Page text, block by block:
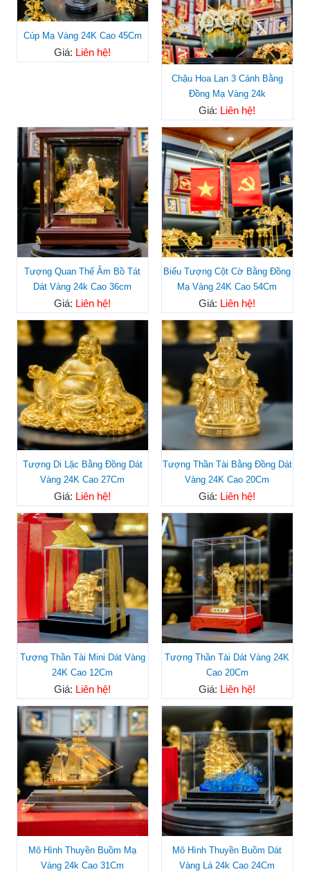
Cúp Mạ Vàng 24K Cao 45Cm
Giá: Liên hệ!
Chậu Hoa Lan 3 Cánh Bằng
Đồng Mạ Vàng 24k
Giá: Liên hệ!
Tượng Quan Thế Âm Bồ Tát
Dát Vàng 24k Cao 36cm
Giá: Liên hệ!
Biểu Tượng Cột Cờ Bằng Đồng
Mạ Vàng 24K Cao 54Cm
Giá: Liên hệ!
Tượng Di Lặc Bằng Đồng Dát
Vàng 24K Cao 27Cm
Giá: Liên hệ!
Tượng Thần Tài Bằng Đồng Dát
Vàng 24K Cao 20Cm
Giá: Liên hệ!
Tượng Thần Tài Mini Dát Vàng
24K Cao 12Cm
Giá: Liên hệ!
Tượng Thần Tài Dát Vàng 24K
Cao 20Cm
Giá: Liên hệ!
Mô Hình Thuyền Buồm Mạ
Vàng 24k Cao 31Cm
Mô Hình Thuyền Buồm Dát
Vàng Lá 24k Cao 24Cm